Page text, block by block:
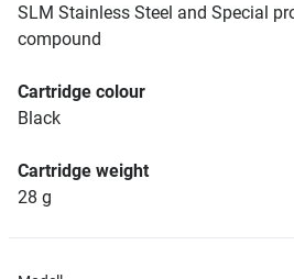
SLM Stainless Steel and Special
compound
Cartridge colour
Black
Cartridge weight
28 g